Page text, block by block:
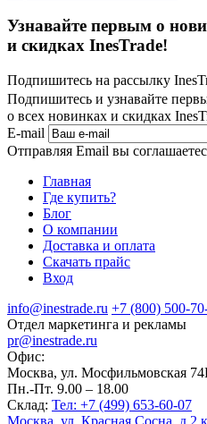
Узнавайте первым о
и скидках InesTrade!
Подпишитесь на рассылку
Подпишитесь и узнавайте
о всех новинках и скидках
E-mail
Отправляя Email вы
Главная
Где купить?
Блог
О компании
Доставка и оплата
Скачать прайс
Вход
info@inestrade.ru +7 (800) 500-
Отдел маркетинга и рекламы
pr@inestrade.ru
Офис:
Москва, ул. Мосфильмовская
Пн.-Пт. 9.00 – 18.00
Склад: Тел: +7 (499) 653-60-07